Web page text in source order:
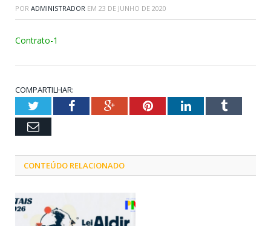
POR ADMINISTRADOR EM 23 DE JUNHO DE 2020
Contrato-1
COMPARTILHAR:
TwitterFacebookGoogle+PinterestLinkedInTumblr
Email
CONTEÚDO RELACIONADO